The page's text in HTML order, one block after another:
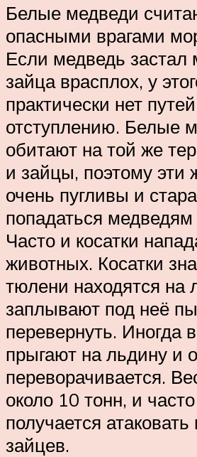
Белые медведи
опасными врагами
Если медведь застал
зайца врасплох, у
практически нет
отступлению. Белые
обитают на той же
и зайцы, поэтому эти
очень пугливы и
попадаться медведям
Часто и косатки
животных. Косатки
тюлени находятся на
заплывают под неё
перевернуть. Иногда
прыгают на льдину и
переворачивается.
около 10 тонн, и
получается
зайцев.